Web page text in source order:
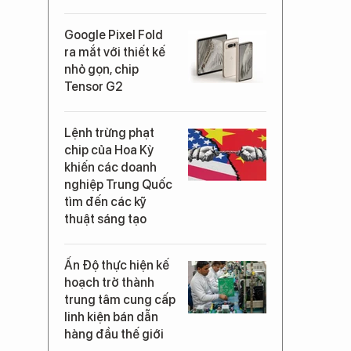
Google Pixel Fold
ra mắt với thiết kế
nhỏ gọn, chip
Tensor G2
Lệnh trừng phạt
chip của Hoa Kỳ
khiến các doanh
nghiệp Trung Quốc
tìm đến các kỹ
thuật sáng tạo
Ấn Độ thực hiện kế
hoạch trở thành
trung tâm cung cấp
linh kiện bán dẫn
hàng đầu thế giới